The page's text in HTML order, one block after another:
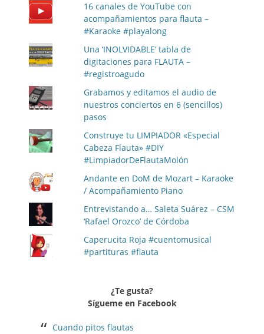
16 canales de YouTube con
acompañamientos para flauta –
#Karaoke #playalong
Una ‘INOLVIDABLE’ tabla de
digitaciones para FLAUTA –
#registroagudo
Grabamos y editamos el audio de
nuestros conciertos en 6 (sencillos)
pasos
Construye tu LIMPIADOR «Especial
Cabeza Flauta» #DIY
#LimpiadorDeFlautaMolón
Andante en DoM de Mozart – Karaoke
/ Acompañamiento Piano
Entrevistando a… Saleta Suárez – CSM
‘Rafael Orozco’ de Córdoba
Caperucita Roja #cuentomusical
#partituras #flauta
¿Te gusta?
Sígueme en Facebook
Cuando pitos flautas